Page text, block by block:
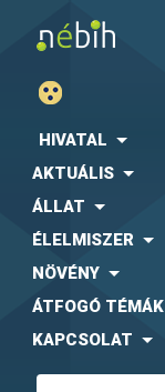
HIVATAL
AKTUÁLIS
ÁLLAT
ÉLELMISZER
NÖVÉNY
ÁTFOGÓ TÉMÁK
KAPCSOLAT